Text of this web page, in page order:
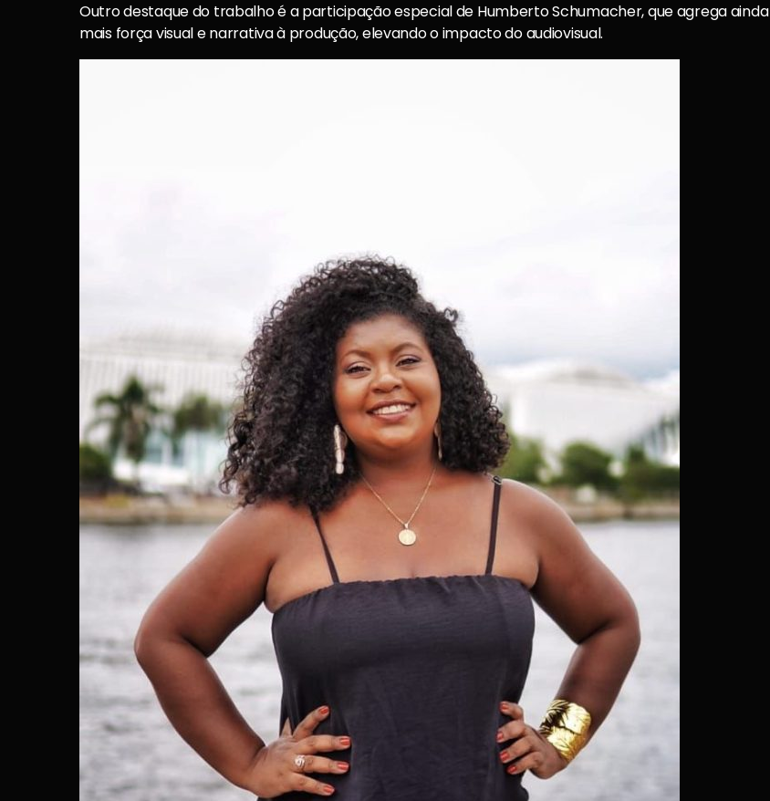
Outro destaque do trabalho é a participação especial de Humberto Schumacher, que agrega ainda
mais força visual e narrativa à produção, elevando o impacto do audiovisual.